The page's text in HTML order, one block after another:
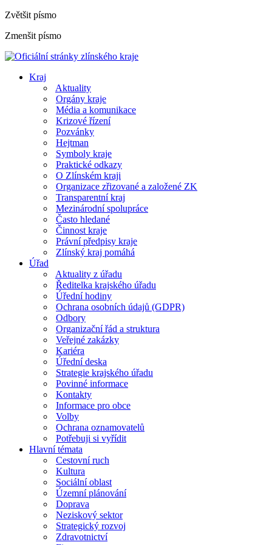
Zvětšit písmo
Zmenšit písmo
Kraj
Aktuality
Orgány kraje
Média a komunikace
Krizové řízení
Pozvánky
Hejtman
Symboly kraje
Praktické odkazy
O Zlínském kraji
Organizace zřizované a založené ZK
Transparentní kraj
Mezinárodní spolupráce
Často hledané
Činnost kraje
Právní předpisy kraje
Zlínský kraj pomáhá
Úřad
Aktuality z úřadu
Ředitelka krajského úřadu
Úřední hodiny
Ochrana osobních údajů (GDPR)
Odbory
Organizační řád a struktura
Veřejné zakázky
Kariéra
Úřední deska
Strategie krajského úřadu
Povinné informace
Kontakty
Informace pro obce
Volby
Ochrana oznamovatelů
Potřebuji si vyřídit
Hlavní témata
Cestovní ruch
Kultura
Sociální oblast
Územní plánování
Doprava
Neziskový sektor
Strategický rozvoj
Zdravotnictví